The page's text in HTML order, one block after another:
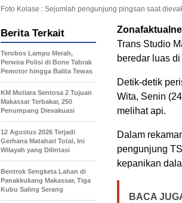
Foto Kolase : Sejumlah pengunjung pingsan saat
Trans Studio
beredar luas
Detik-detik
Wita, Senin
melihat api.
Dalam
pengunjung
kepanikan
BACA
Berita Terkait
Terobos Lampu Merah,
Perwira Polisi di Bone Tabrak
Pemotor hingga Balita Tewas
KM Mutiara Sentosa 2 Tujuan
Makassar Terbakar, 250
Penumpang Dievakuasi
12 Agustus 2026 Terjadi
Gerhana Matahari Total, Ini
Wilayah yang Dilintasi
Bentrok Sengketa Lahan di
Panakkukang Makassar, Tiga
Kubu Saling Serang